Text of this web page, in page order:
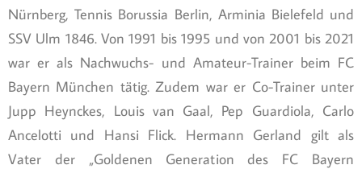
Nürnberg, Tennis Borussia Berlin, Arminia Bielefeld und
SSV Ulm 1846. Von 1991 bis 1995 und von 2001 bis 2021
war er als Nachwuchs- und Amateur-Trainer beim FC
Bayern München tätig. Zudem war er Co-Trainer unter
Jupp Heynckes, Louis van Gaal, Pep Guardiola, Carlo
Ancelotti und Hansi Flick. Hermann Gerland gilt als
Vater der „Goldenen Generation des FC Bayern